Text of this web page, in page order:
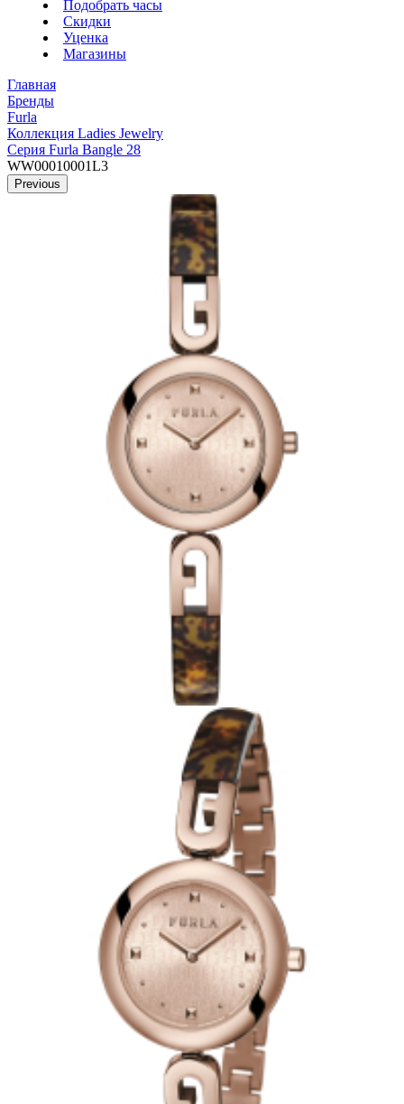
Подобрать часы
Скидки
Уценка
Магазины
Главная
Бренды
Furla
Коллекция Ladies Jewelry
Серия Furla Bangle 28
WW00010001L3
Previous